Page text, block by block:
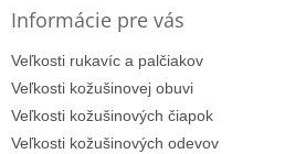
Informácie pre vás
Veľkosti rukavíc a palčiakov
Veľkosti kožušinovej obuvi
Veľkosti kožušinových čiapok
Veľkosti kožušinových odevov